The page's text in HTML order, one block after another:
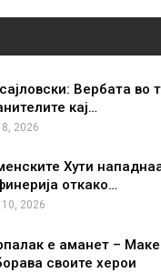
Вербата во
кај…
8, 2026
Хути
откако…
10, 2026
е аманет –
своите херои